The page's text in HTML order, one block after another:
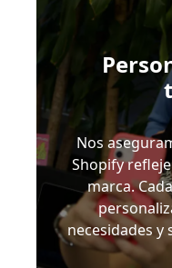
Nos
Shopify
marca.
necesidades y